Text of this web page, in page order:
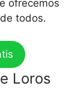
ofrecemos
todos.
Loros